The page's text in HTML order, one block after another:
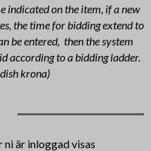
indicated on the item, if a new
the time for bidding extend to
be entered, then the system
according to a bidding ladder.
krona)
är inloggad visas